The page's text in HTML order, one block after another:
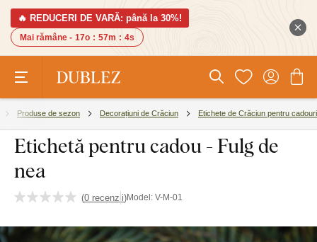
🔥 REDUCERI DE VARĂ: până la 30%!
Mai rămâne - 17o : 57m : 3s
Produse de sezon Decorațiuni de Crăciun Etichete de Crăciun pentru cadouri
Etichetă pentru cadou - Fulg de
nea
(0 recenzii)Model: V-M-01